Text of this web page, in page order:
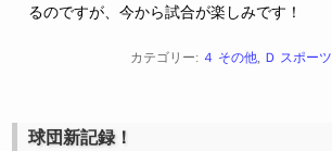
るのですが、今から試合が楽しみです！
カテゴリー: ４ その他, Ｄ スポーツ
球団新記録！